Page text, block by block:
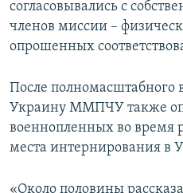
согласовывались с
членов миссии –
опрошенных
После полномасштабного
Украину ММПЧУ также
военнопленных во время
места интернирования в
«Около половины